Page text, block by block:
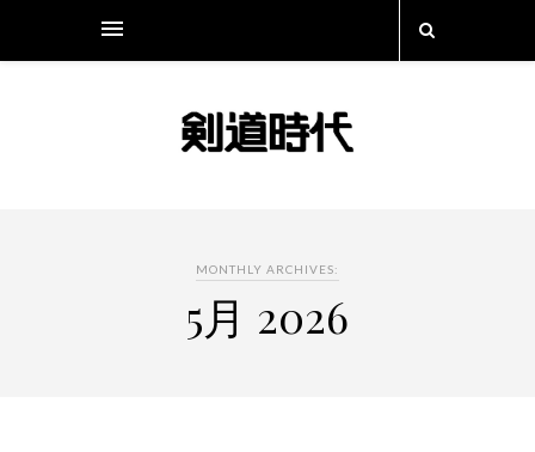
MONTHLY ARCHIVES:
5月 2026